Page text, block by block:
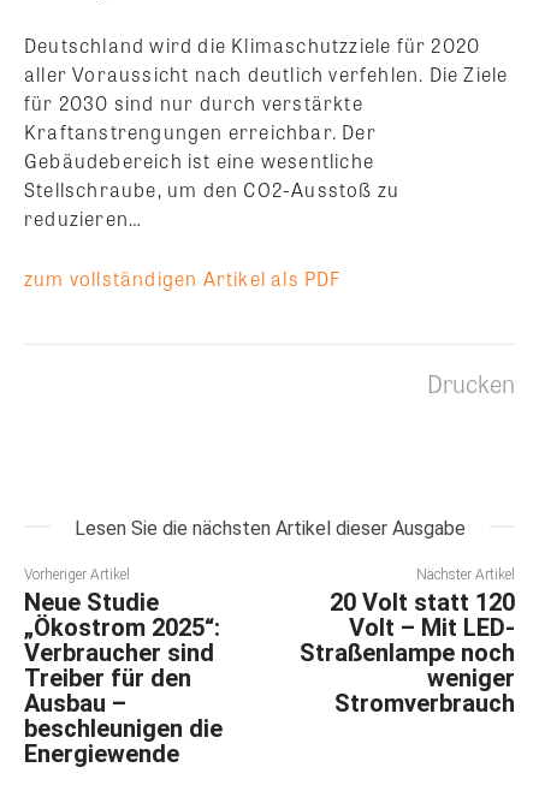
Deutschland wird die Klimaschutzziele für 2020
aller Voraussicht nach deutlich verfehlen. Die Ziele
für 2030 sind nur durch verstärkte
Kraftanstrengungen erreichbar. Der
Gebäudebereich ist eine wesentliche
Stellschraube, um den CO2-Ausstoß zu
reduzieren…
zum vollständigen Artikel als PDF
Drucken
Lesen Sie die nächsten Artikel dieser Ausgabe
Vorheriger Artikel
Neue Studie
„Ökostrom 2025“:
Verbraucher sind
Treiber für den
Ausbau –
beschleunigen die
Energiewende
Nächster Artikel
20 Volt statt 120
Volt – Mit LED-
Straßenlampe noch
weniger
Stromverbrauch